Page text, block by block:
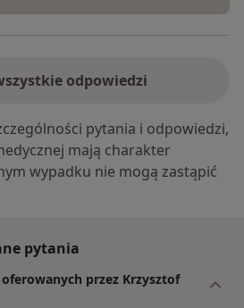
odpowiedzi
pytania i odpowiedzi,
mają charakter
wypadku nie mogą zastąpić
pytania
przez Krzysztof